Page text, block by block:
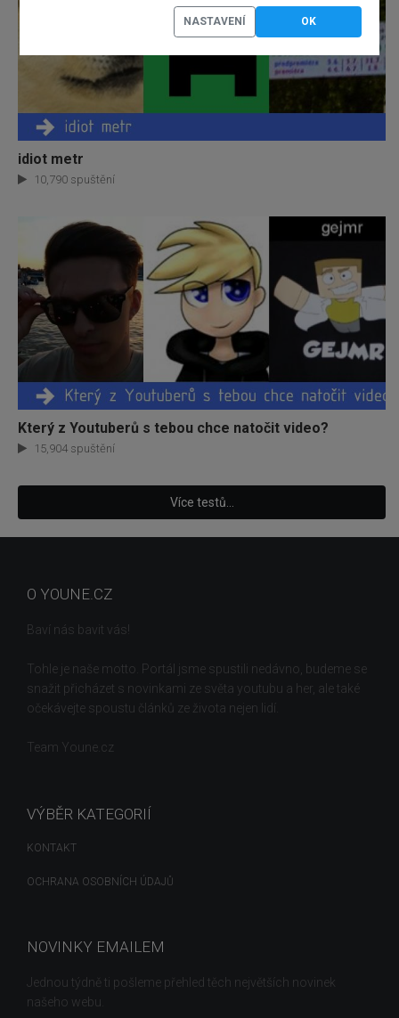
NASTAVENÍ OK
idiot metr
10,790 spuštění
Který z Youtuberů s tebou chce natočit video?
15,904 spuštění
Více testů...
O YOUNE.CZ
Baví nás bavit vás!
Tohle je naše motto. Portál jsme spustili nedávno, budeme se
snažit přicházet s novinkami ze světa youtubu a her, ale také
očekávejte spoustu článků ze života nejen lidí.
Team Youne.cz
VÝBĚR KATEGORIÍ
KONTAKT
OCHRANA OSOBNÍCH ÚDAJŮ
NOVINKY EMAILEM
Jednou týdně ti pošleme přehled těch největších novinek
našeho webu.